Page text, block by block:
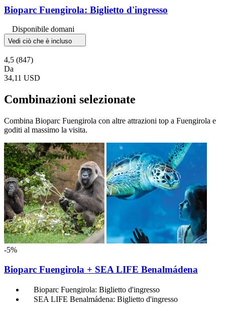
Bioparc Fuengirola: Biglietto d'ingresso
Disponibile domani
Vedi ciò che è incluso
4,5 (847)
Da
34,11 USD
Combinazioni selezionate
Combina Bioparc Fuengirola con altre attrazioni top a Fuengirola e
goditi al massimo la visita.
-5%
Bioparc Fuengirola + SEA LIFE Benalmádena
Bioparc Fuengirola: Biglietto d'ingresso
SEA LIFE Benalmádena: Biglietto d'ingresso